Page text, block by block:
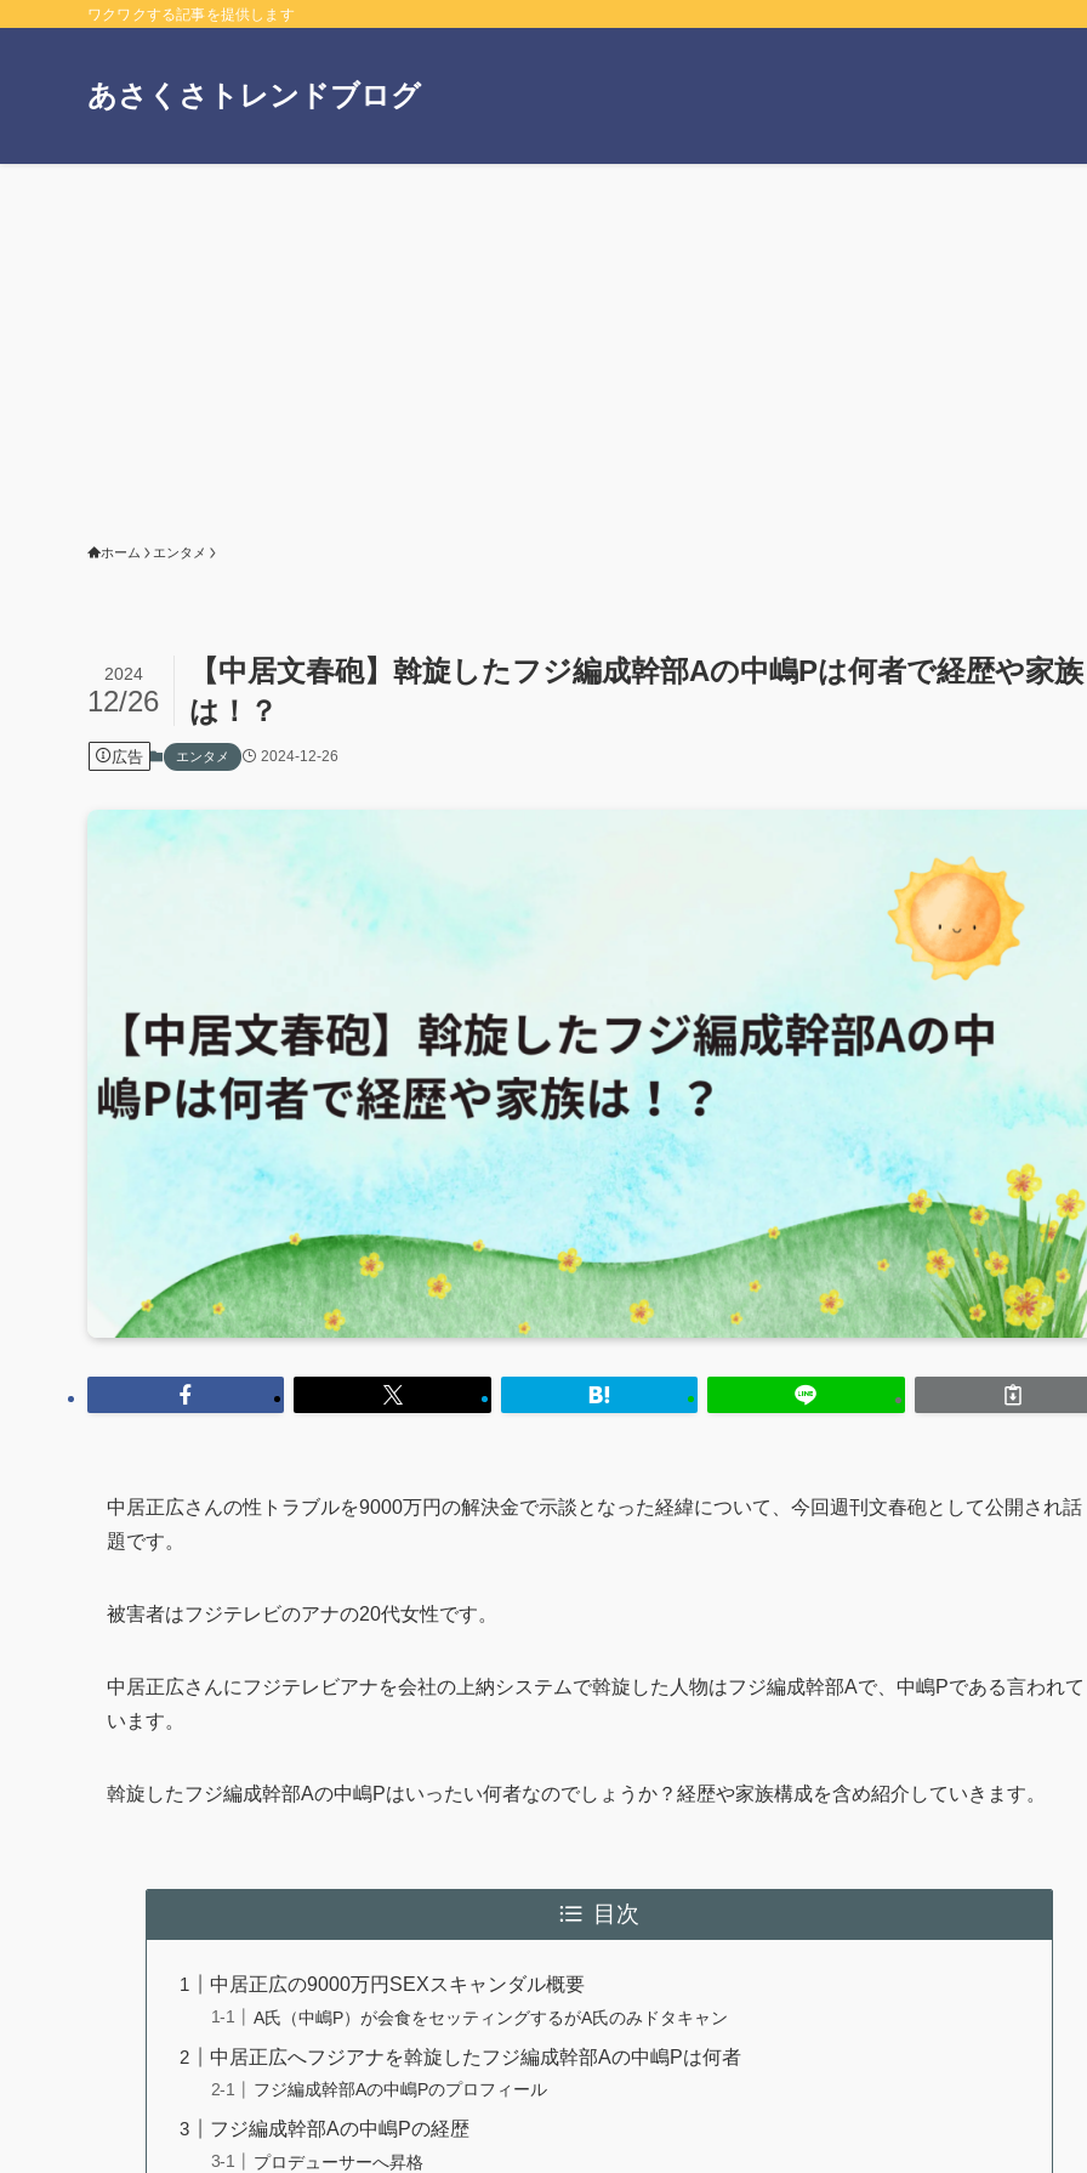
ワクワクする記事を提供します
あさくさトレンドブログ
ホーム エンタメ
【中居文春砲】斡旋したフジ編成幹部Aの中嶋Pは何者で経歴や家族
は！？
2024
12/26
広告 エンタメ 2024-12-26
中居正広さんの性トラブルを9000万円の解決金で示談となった経緯について、今回週刊文春砲として公開され話
題です。
被害者はフジテレビのアナの20代女性です。
中居正広さんにフジテレビアナを会社の上納システムで斡旋した人物はフジ編成幹部Aで、中嶋Pである言われて
います。
斡旋したフジ編成幹部Aの中嶋Pはいったい何者なのでしょうか？経歴や家族構成を含め紹介していきます。
目次
中居正広の9000万円SEXスキャンダル概要
A氏（中嶋P）が会食をセッティングするがA氏のみドタキャン
中居正広へフジアナを斡旋したフジ編成幹部Aの中嶋Pは何者
フジ編成幹部Aの中嶋Pのプロフィール
フジ編成幹部Aの中嶋Pの経歴
プロデューサーへ昇格